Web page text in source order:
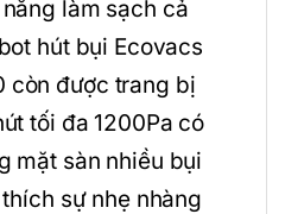
làm sạch cả
hút bụi Ecovacs
còn được trang bị
tối đa 1200Pa có
mặt sàn nhiều bụi
sự nhẹ nhàng